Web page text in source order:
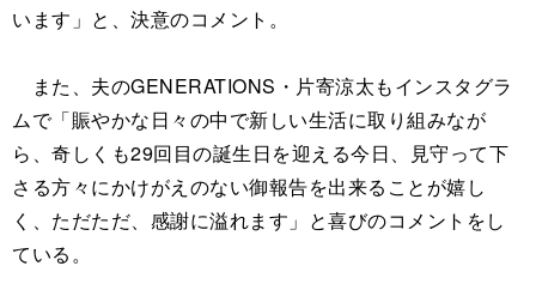
います」と、決意のコメント。
また、夫のGENERATIONS・片寄涼太もインスタグラ
ムで「賑やかな日々の中で新しい生活に取り組みなが
ら、奇しくも29回目の誕生日を迎える今日、見守って下
さる方々にかけがえのない御報告を出来ることが嬉し
く、ただただ、感謝に溢れます」と喜びのコメントをし
ている。